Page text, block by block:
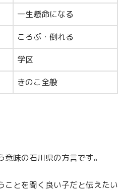
一生懸命になる
ころぶ・倒れる
学区
きのこ全般
意味の石川県の方言です。
ことを聞く良い子だと伝えたい